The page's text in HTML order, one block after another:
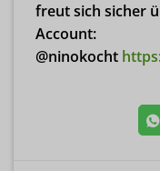
freut sich sicher
Account:
@ninokocht